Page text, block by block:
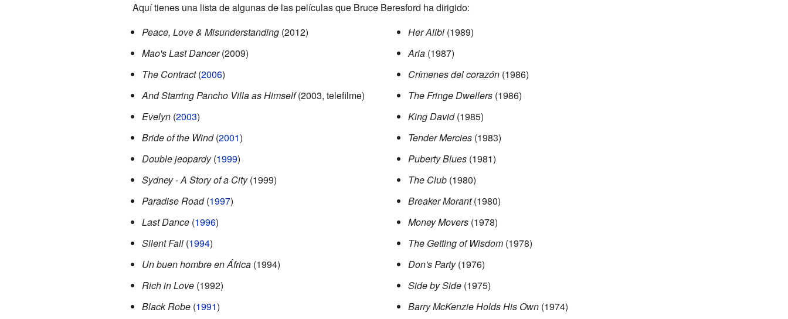
Aquí tienes una lista de algunas de las películas que Bruce Beresford ha dirigido:
Peace, Love & Misunderstanding(2012)
Mao's Last Dancer(2009)
The Contract(2006)
And Starring Pancho Villa as Himself(2003, telefilme)
Evelyn(2003)
Bride of the Wind(2001)
Double jeopardy(1999)
Sydney - A Story of a City(1999)
Paradise Road(1997)
Last Dance(1996)
Silent Fall(1994)
Un buen hombre en África(1994)
Rich in Love(1992)
Black Robe(1991)
Her Alibi(1989)
Aria(1987)
Crímenes del corazón(1986)
The Fringe Dwellers(1986)
King David(1985)
Tender Mercies(1983)
Puberty Blues(1981)
The Club(1980)
Breaker Morant(1980)
Money Movers(1978)
The Getting of Wisdom(1978)
Don's Party(1976)
Side by Side(1975)
Barry McKenzie Holds His Own(1974)